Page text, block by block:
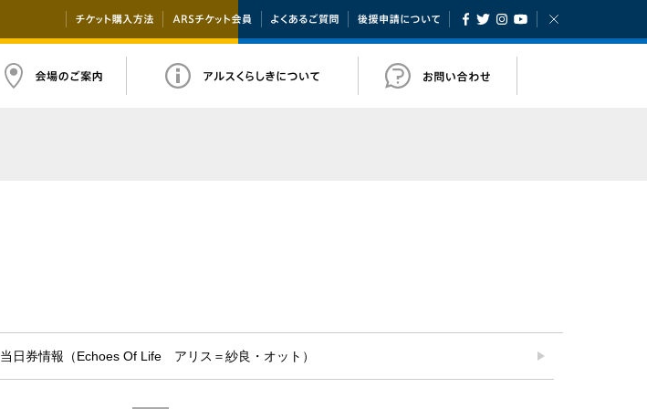
Facebook
TwitterInstagram
YouTube
後援申請について
よくあるご質問
ARSチケット会員
チケット購入方法
当日券情報（Echoes Of Life アリス＝紗良・オット）